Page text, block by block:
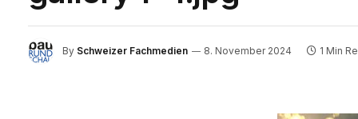
By Schweizer Fachmedien 8. November 2024 1 Min